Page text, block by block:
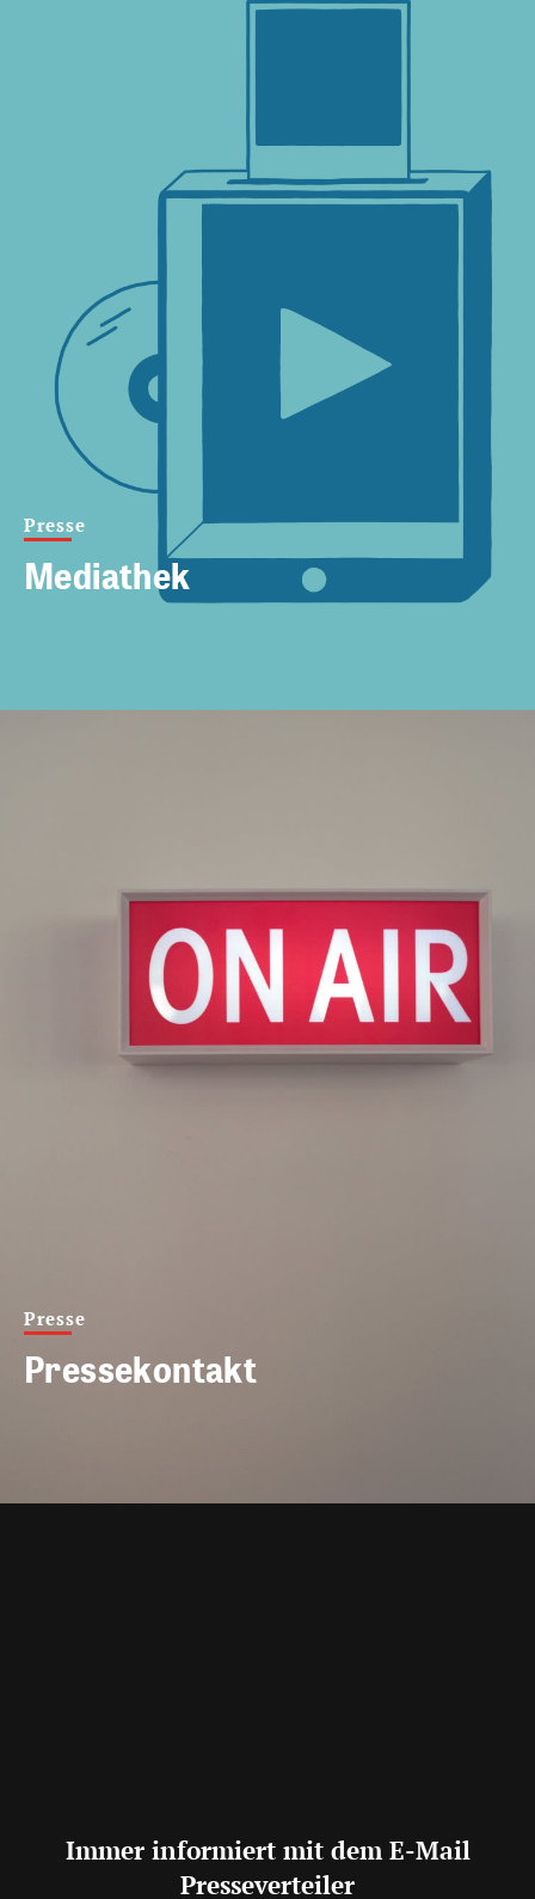
Presse
Mediathek
Presse
Pressekontakt
Immer informiert mit dem E-Mail
Presseverteiler